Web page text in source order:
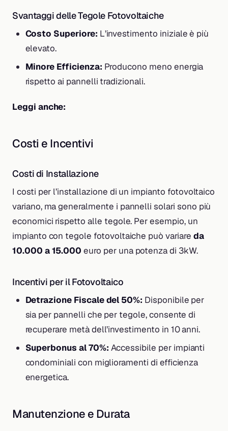
Svantaggi delle Tegole Fotovoltaiche
Costo Superiore: L’investimento iniziale è più
elevato.
Minore Efficienza: Producono meno energia
rispetto ai pannelli tradizionali.
Leggi anche:
Costi e Incentivi
Costi di Installazione
I costi per l’installazione di un impianto fotovoltaico
variano, ma generalmente i pannelli solari sono più
economici rispetto alle tegole. Per esempio, un
impianto con tegole fotovoltaiche può variare da
10.000 a 15.000 euro per una potenza di 3kW.
Incentivi per il Fotovoltaico
Detrazione Fiscale del 50%: Disponibile per
sia per pannelli che per tegole, consente di
recuperare metà dell’investimento in 10 anni.
Superbonus al 70%: Accessibile per impianti
condominiali con miglioramenti di efficienza
energetica.
Manutenzione e Durata